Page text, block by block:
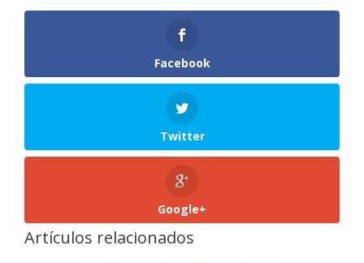
Facebook
Twitter
Google+
Artículos relacionados